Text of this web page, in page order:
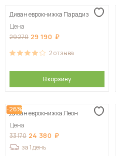
Диван еврокнижка Парадиз
Цена
29 270 29 190
2отзыва
В корзину
-26%
Диван еврокнижка Леон
Цена
33 170 24 380
за 1 день